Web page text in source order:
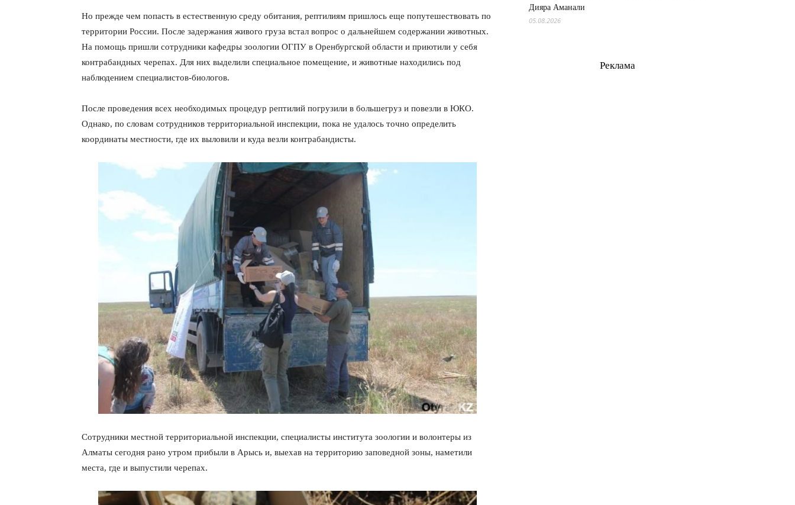
Но прежде чем попасть в естественную среду обитания, рептилиям пришлось еще попутешествовать по
территории России. После задержания живого груза встал вопрос о дальнейшем содержании животных.
На помощь пришли сотрудники кафедры зоологии ОГПУ в Оренбургской области и приютили у себя
контрабандных черепах. Для них выделили специальное помещение, и животные находились под
наблюдением специалистов-биологов.
После проведения всех необходимых процедур рептилий погрузили в большегруз и повезли в ЮКО.
Однако, по словам сотрудников территориальной инспекции, пока не удалось точно определить
координаты местности, где их выловили и куда везли контрабандисты.
Сотрудники местной территориальной инспекции, специалисты института зоологии и волонтеры из
Алматы сегодня рано утром прибыли в Арысь и, выехав на территорию заповедной зоны, наметили
места, где и выпустили черепах.
Дияра Аманали
05.08.2026
Реклама